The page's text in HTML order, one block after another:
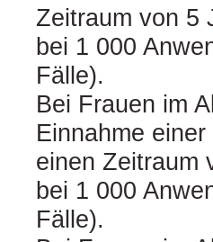
Zeitraum von 5
bei 1 000
Fälle).
Bei Frauen im
Einnahme
einen Zeitraum
bei 1 000
Fälle).